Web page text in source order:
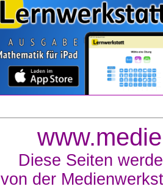
Diese Seiten
von der